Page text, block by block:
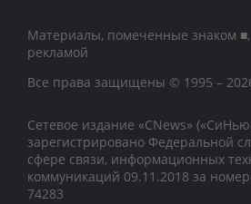
Материалы, помеченные знаком
рекламой
Все права защищены © 1995 –
Сетевое издание «CNews»
зарегистрировано Федеральной
сфере связи, информационных
коммуникаций 09.11.2018 за
74283